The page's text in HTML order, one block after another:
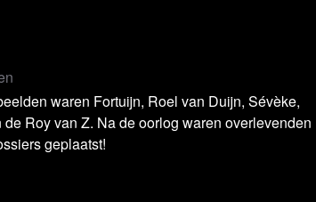
waren Fortuijn, Roel van Duijn, Sévèke,
Roy van Z. Na de oorlog waren overlevenden
geplaatst!